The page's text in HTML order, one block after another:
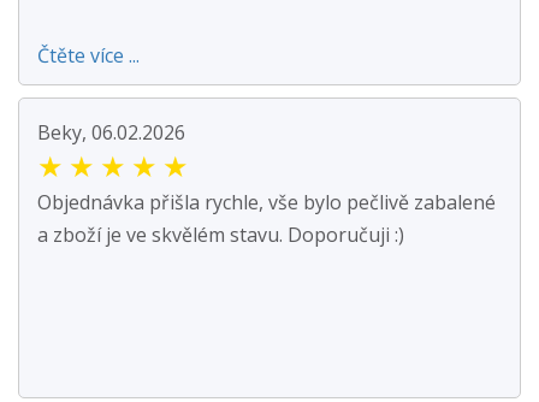
Čtěte více ...
Beky, 06.02.2026
★ ★ ★ ★ ★
Objednávka přišla rychle, vše bylo pečlivě zabalené
a zboží je ve skvělém stavu. Doporučuji :)